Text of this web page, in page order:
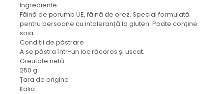
Ingrediente
Făină de porumb UE, făină de orez. Special formulată
pentru persoane cu intoleranță la gluten. Poate conține
soia.
Condiții de păstrare
A se păstra într-un loc răcoros și uscat.
Greutate netă
250 g
Țara de origine
Italia